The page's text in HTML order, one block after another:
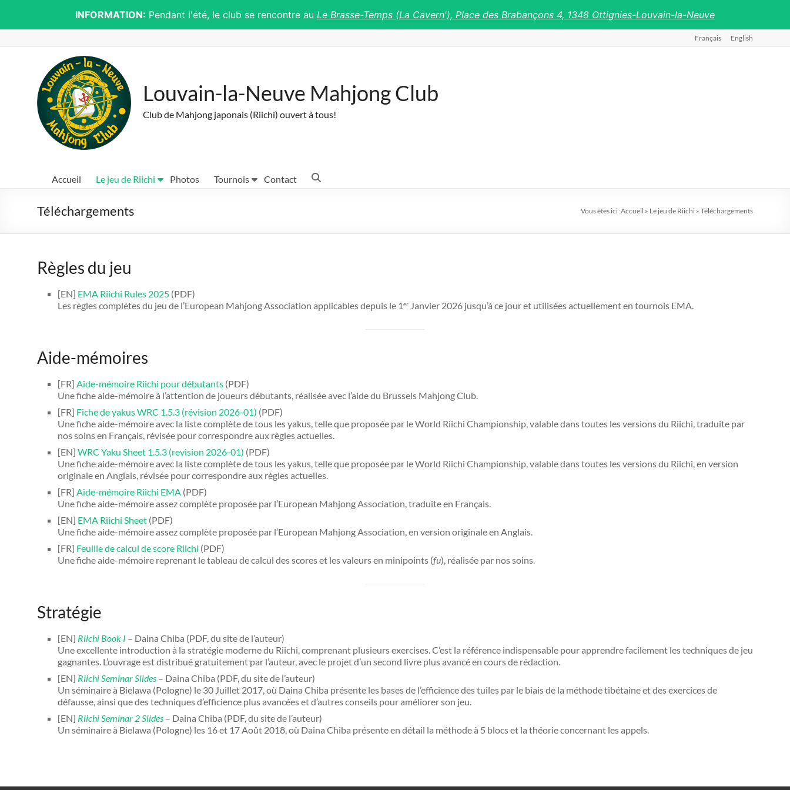
INFORMATION: Pendant l'été, le club se rencontre au Le Brasse-Temps (La Cavern'), Place des Brabançons 4, 1348 Ottignies-Louvain-la-Neuve
Français English
Louvain-la-Neuve Mahjong Club
Club de Mahjong japonais (Riichi) ouvert à tous!
Accueil Le jeu de Riichi Photos Tournois Contact
Téléchargements Vous êtes ici :Accueil » Le jeu de Riichi » Téléchargements
Règles du jeu
[EN] EMA Riichi Rules 2025 (PDF)
Les règles complètes du jeu de l’European Mahjong Association applicables depuis le 1er Janvier 2026 jusqu’à ce jour et utilisées actuellement en tournois EMA.
Aide-mémoires
[FR] Aide-mémoire Riichi pour débutants (PDF)
Une fiche aide-mémoire à l’attention de joueurs débutants, réalisée avec l’aide du Brussels Mahjong Club.
[FR] Fiche de yakus WRC 1.5.3 (révision 2026-01) (PDF)
Une fiche aide-mémoire avec la liste complète de tous les yakus, telle que proposée par le World Riichi Championship, valable dans toutes les versions du Riichi, traduite par
nos soins en Français, révisée pour correspondre aux règles actuelles.
[EN] WRC Yaku Sheet 1.5.3 (revision 2026-01) (PDF)
Une fiche aide-mémoire avec la liste complète de tous les yakus, telle que proposée par le World Riichi Championship, valable dans toutes les versions du Riichi, en version
originale en Anglais, révisée pour correspondre aux règles actuelles.
[FR] Aide-mémoire Riichi EMA (PDF)
Une fiche aide-mémoire assez complète proposée par l’European Mahjong Association, traduite en Français.
[EN] EMA Riichi Sheet (PDF)
Une fiche aide-mémoire assez complète proposée par l’European Mahjong Association, en version originale en Anglais.
[FR] Feuille de calcul de score Riichi (PDF)
Une fiche aide-mémoire reprenant le tableau de calcul des scores et les valeurs en minipoints (fu), réalisée par nos soins.
Stratégie
[EN] Riichi Book I – Daina Chiba (PDF, du site de l’auteur)
Une excellente introduction à la stratégie moderne du Riichi, comprenant plusieurs exercises. C’est la référence indispensable pour apprendre facilement les techniques de jeu
gagnantes. L’ouvrage est distribué gratuitement par l’auteur, avec le projet d’un second livre plus avancé en cours de rédaction.
[EN] Riichi Seminar Slides – Daina Chiba (PDF, du site de l’auteur)
Un séminaire à Bielawa (Pologne) le 30 Juillet 2017, où Daina Chiba présente les bases de l’efficience des tuiles par le biais de la méthode tibétaine et des exercices de
défausse, ainsi que des techniques d’efficience plus avancées et d’autres conseils pour améliorer son jeu.
[EN] Riichi Seminar 2 Slides – Daina Chiba (PDF, du site de l’auteur)
Un séminaire à Bielawa (Pologne) les 16 et 17 Août 2018, où Daina Chiba présente en détail la méthode à 5 blocs et la théorie concernant les appels.